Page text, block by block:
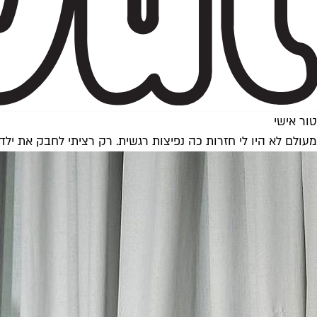
טור אישי
מעולם לא היו לי חזרות כה נפיצות רגשית. רק רציתי לחבק את